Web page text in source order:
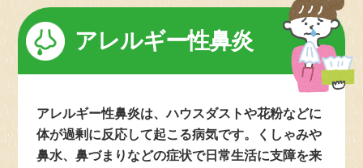
食物アレルギー
アナフィラキシー
ぜんそく
アレルギー性鼻炎
アレルギー性鼻炎は、ハウスダストや花粉などに
体が過剰に反応して起こる病気です。くしゃみや
鼻水、鼻づまりなどの症状で日常生活に支障を来